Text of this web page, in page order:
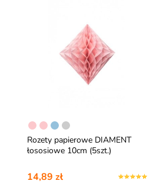
Rozety papierowe DIAMENT
łososiowe 10cm (5szt.)
14,89 zł